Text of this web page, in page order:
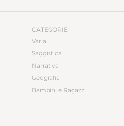
CATEGORIE
Varia
Saggistica
Narrativa
Geografia
Bambini e Ragazzi